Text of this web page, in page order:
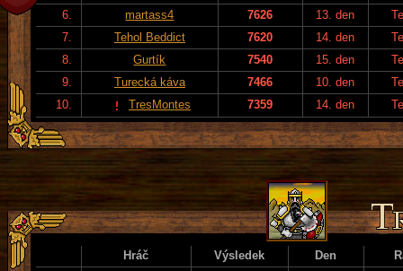
6.
martass4 7626 13. den
7.
Tehol Beddict 7620 14. den
8.
Gurtík 7540 15. den
9.
Turecká káva 7466 10. den
10.
TresMontes 7359 14. den
Hráč Výsledek Den